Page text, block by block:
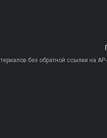
без обратной ссылки на